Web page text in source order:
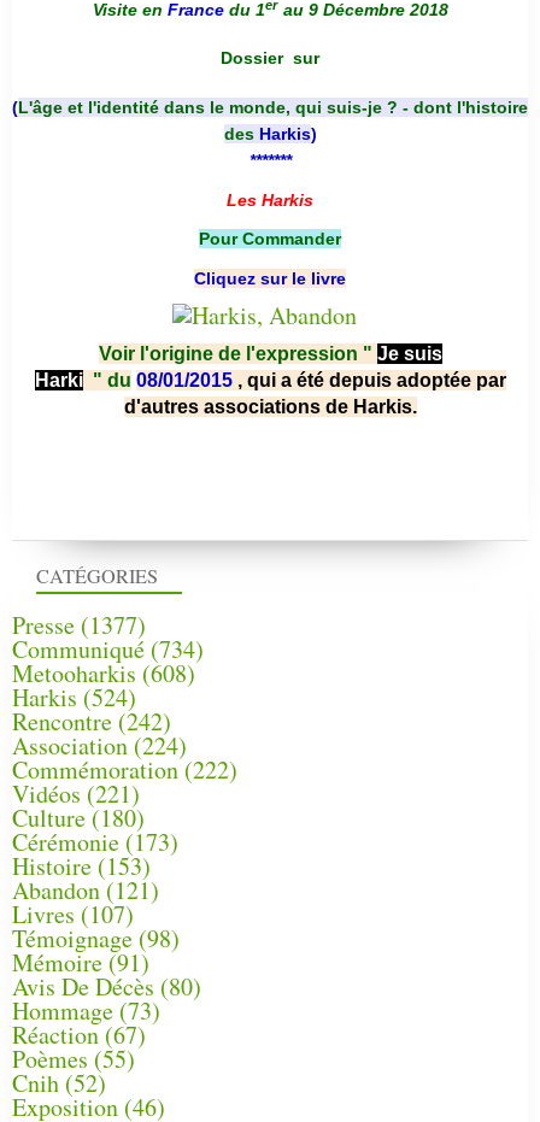
CATÉGORIES
Presse (1377)
Communiqué (734)
Metooharkis (608)
Harkis (524)
Rencontre (242)
Association (224)
Commémoration(222)
Vidéos (221)
Culture(180)
Cérémonie (173)
Histoire (153)
Abandon(121)
Livres (107)
Témoignage (98)
Mémoire (91)
Avis De Décès (80)
Hommage (73)
Réaction(67)
Poèmes (55)
Cnih (52)
Exposition (46)
Visite en France du 1er au 9 Décembre 2018
Dossier sur
(L'âge et l'identité dans le monde, qui suis-je ? - dont l'histoire
des Harkis)
*******
Les Harkis
Pour Commander
Cliquez sur le livre
Voir l'origine de l'expression " Je suis
Harki " du 08/01/2015 , qui a été depuis adoptée par
d'autres associations de Harkis.